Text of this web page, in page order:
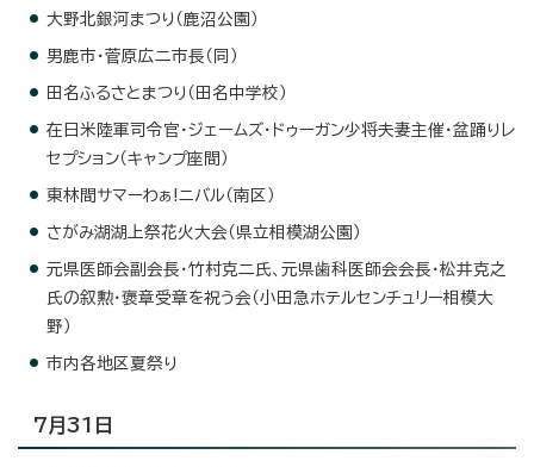
大野北銀河まつり（鹿沼公園）
男鹿市・菅原広二市長（同）
田名ふるさとまつり（田名中学校）
在日米陸軍司令官・ジェームズ・ドゥーガン少将夫妻主催・盆踊りレ
セプション（キャンプ座間）
東林間サマーわぁ!ニバル（南区）
さがみ湖湖上祭花火大会（県立相模湖公園）
元県医師会副会長・竹村克二氏、元県歯科医師会会長・松井克之
氏の叙勲・褒章受章を祝う会（小田急ホテルセンチュリー相模大
野）
市内各地区夏祭り
7月31日